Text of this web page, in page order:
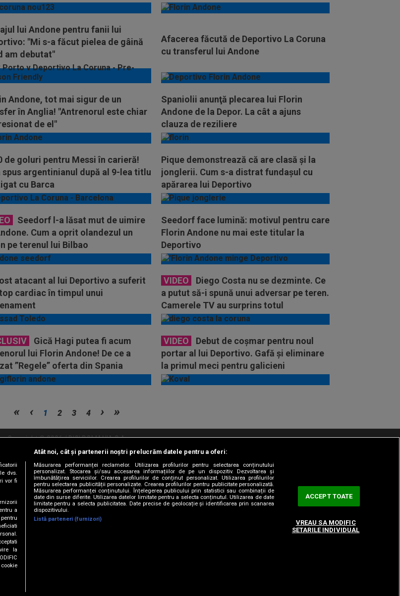
la pauză
lui Andone pentru fanii lui
"Mi s-a făcut pielea de gâină
am debutat"
Afacerea făcută de Deportivo La Coruna
cu transferul lui Andone
Andone, tot mai sigur de un
în Anglia! "Antrenorul este chiar
de el"
Spaniolii anunţă plecarea lui Florin
Andone de la Depor. La cât a ajuns
clauza de reziliere
de goluri pentru Messi în carieră!
spus argentinianul după al 9-lea titlu
cu Barca
Pique demonstrează că are clasă și la
jonglerii. Cum s-a distrat fundașul cu
apărarea lui Deportivo
Seedorf l-a lăsat mut de uimire
Cum a oprit olandezul un
pe terenul lui Bilbao
Seedorf face lumină: motivul pentru care
Florin Andone nu mai este titular la
Deportivo
atacant al lui Deportivo a suferit
cardiac în timpul unui
VIDEO
Diego Costa nu se dezminte. Ce
a putut să-i spună unui adversar pe teren.
Camerele TV au surprins totul
Gică Hagi putea fi acum
lui Florin Andone! De ce a
”Regele” oferta din Spania
VIDEO
Debut de coşmar pentru noul
portar al lui Deportivo. Gafă şi eliminare
la primul meci pentru galicieni
1 2 3 4
Copyright © 2026 / DIGI ROMANIA S.A.
TV Frecvente Digi Sport Retransmisie Digi Sport Contact/Info Codul etic
Versiune mobil
dvs.
vor fi
a
la
Atât noi, cât și partenerii noștri prelucrăm datele pentru a oferi:
Măsurarea performanței reclamelor. Utilizarea profilurilor pentru selectarea conținutului
personalizat. Stocarea și/sau accesarea informațiilor de pe un dispozitiv. Dezvoltarea și
îmbunătățirea serviciilor. Crearea profilurilor de conținut personalizat. Utilizarea profilurilor
pentru selectarea publicității personalizate. Crearea profilurilor pentru publicitate personalizată.
Măsurarea performanței conținutului. Înțelegerea publicului prin statistici sau combinații de
date din surse diferite. Utilizarea datelor limitate pentru a selecta conținutul. Utilizarea de date
limitate pentru a selecta publicitatea. Date precise de geolocație și identificarea prin scanarea
dispozitivului.
Listă parteneri (furnizori)
ACCEPT TOATE
VREAU SA MODIFIC
SETARILE INDIVIDUAL